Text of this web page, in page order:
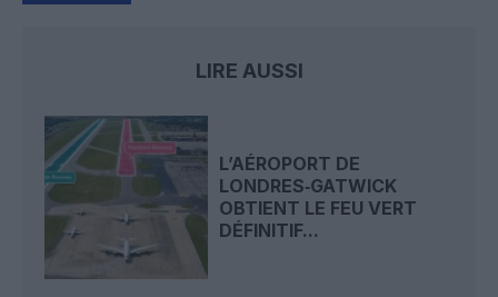
LIRE AUSSI
L’AÉROPORT DE
LONDRES‑GATWICK
OBTIENT LE FEU VERT
DÉFINITIF...